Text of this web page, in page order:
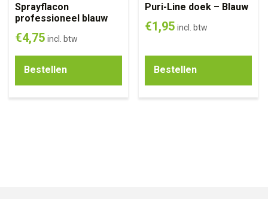
Sprayflacon
professioneel blauw
€4,75 incl. btw
Bestellen
Puri-Line doek – Blauw
€1,95 incl. btw
Bestellen